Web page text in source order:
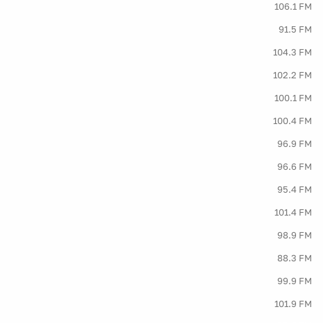
106.1 FM
91.5 FM
104.3 FM
102.2 FM
100.1 FM
100.4 FM
96.9 FM
96.6 FM
95.4 FM
101.4 FM
98.9 FM
88.3 FM
99.9 FM
101.9 FM